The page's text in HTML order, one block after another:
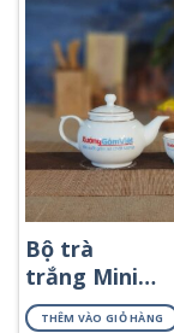
Bộ trà
trắng Mini
chỉ vàng
THÊM VÀO GIỎ HÀNG